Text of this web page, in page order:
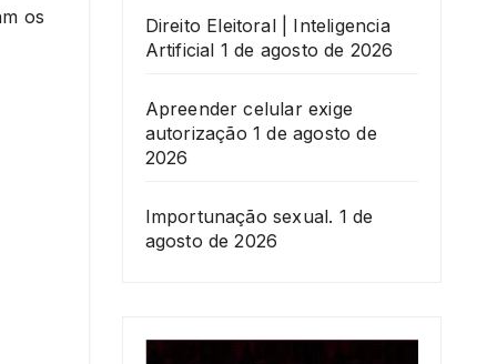
os
Direito Eleitoral | Inteligencia
Artificial 1 de agosto de 2026
Apreender celular exige
autorização 1 de agosto de
2026
Importunação sexual. 1 de
agosto de 2026